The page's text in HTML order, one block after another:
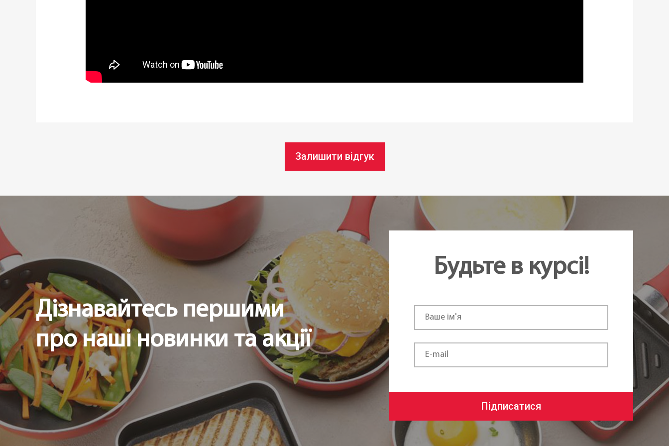
Залишити відгук
Дізнавайтесь першими
про наші новинки та акції
Будьте в курсі!
Підписатися